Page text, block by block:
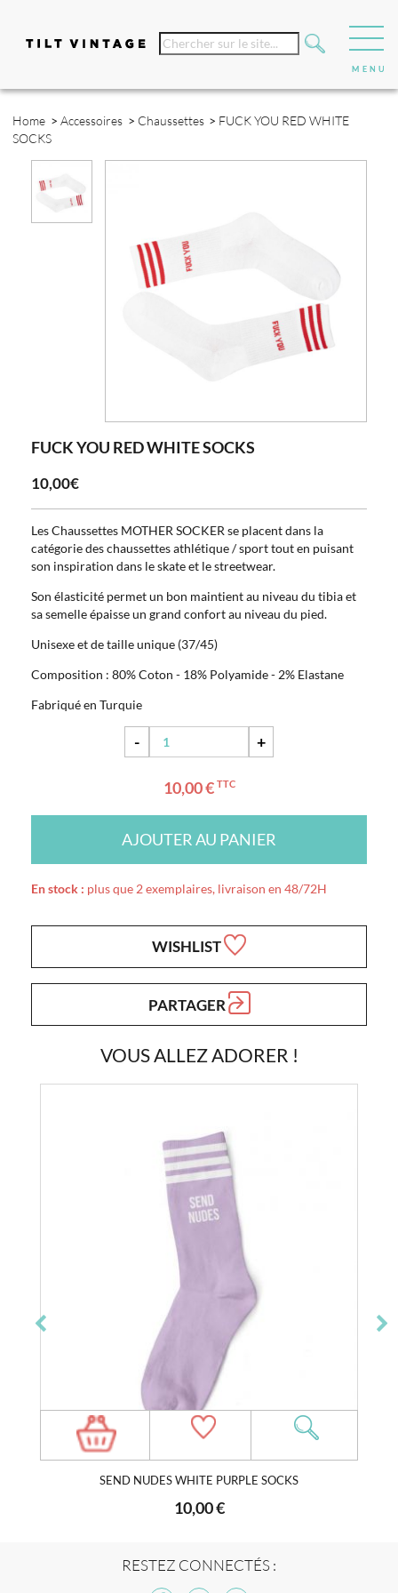
Home > Accessoires > Chaussettes > FUCK YOU RED WHITE
SOCKS
FUCK YOU RED WHITE SOCKS
10,00€
Les Chaussettes MOTHER SOCKER se placent dans la
catégorie des chaussettes athlétique / sport tout en puisant
son inspiration dans le skate et le streetwear.
Son élasticité permet un bon maintient au niveau du tibia et
sa semelle épaisse un grand confort au niveau du pied.
Unisexe et de taille unique (37/45)
Composition : 80% Coton - 18% Polyamide - 2% Elastane
Fabriqué en Turquie
- +
10,00 € TTC
AJOUTER AU PANIER
En stock : plus que 2 exemplaires, livraison en 48/72H
WISHLIST
PARTAGER
VOUS ALLEZ ADORER !
SEND NUDES WHITE PURPLE SOCKS
10,00 €
RESTEZ CONNECTÉS :